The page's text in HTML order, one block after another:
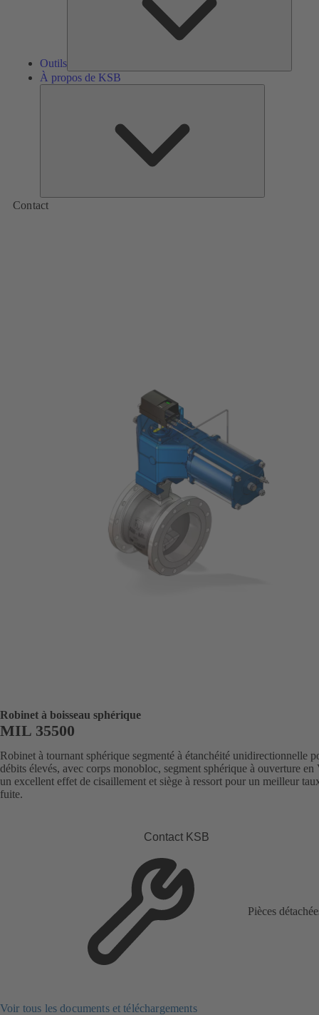
Outils
À propos de KSB
Contact
Robinet à boisseau sphérique
MIL 35500
Robinet à tournant sphérique segmenté à étanchéité unidirectionnelle
débits élevés, avec corps monobloc, segment sphérique à ouverture
un excellent effet de cisaillement et siège à ressort pour un meilleur
fuite.
Contact KSB
Pièces
Voir tous les documents et téléchargements